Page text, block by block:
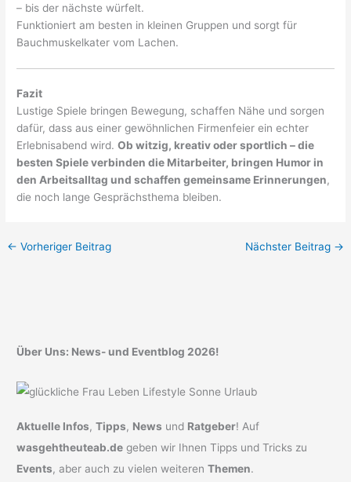
– bis der nächste würfelt.
Funktioniert am besten in kleinen Gruppen und sorgt für
Bauchmuskelkater vom Lachen.
Fazit
Lustige Spiele bringen Bewegung, schaffen Nähe und sorgen
dafür, dass aus einer gewöhnlichen Firmenfeier ein echter
Erlebnisabend wird.Ob witzig, kreativ oder sportlich – die
besten Spiele verbinden die Mitarbeiter, bringen Humor in
den Arbeitsalltag und schaffen gemeinsame Erinnerungen,
die noch lange Gesprächsthema bleiben.
← Vorheriger Beitrag Nächster Beitrag →
Über Uns: News- und Eventblog 2026!
Aktuelle Infos,Tipps, News und Ratgeber! Auf
wasgehtheuteab.de geben wir Ihnen Tipps und Tricks zu
Events, aber auch zu vielen weiterenThemen.